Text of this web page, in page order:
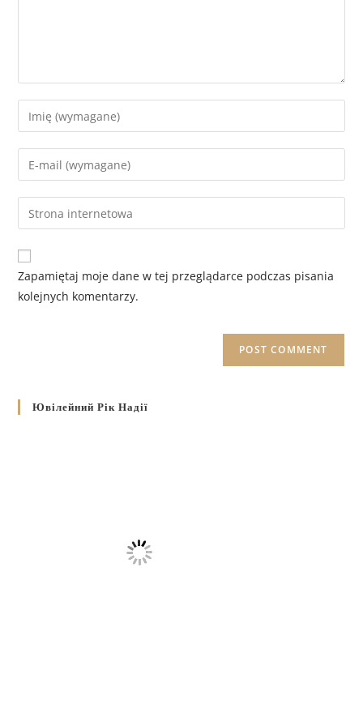
Zapamiętaj moje dane w tej przeglądarce podczas pisania
kolejnych komentarzy.
Ювілейний Рік Надії